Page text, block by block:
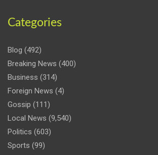
Categories
Blog (492)
Breaking News (400)
Business (314)
Foreign News (4)
Gossip (111)
Local News (9,540)
Politics (603)
Sports (99)